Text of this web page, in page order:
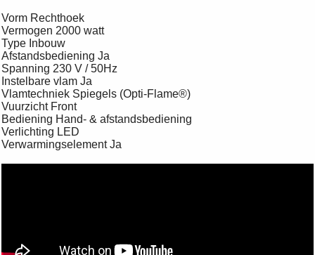
Vorm Rechthoek
Vermogen 2000 watt
Type Inbouw
Afstandsbediening Ja
Spanning 230 V / 50Hz
Instelbare vlam Ja
Vlamtechniek Spiegels (Opti-Flame®)
Vuurzicht Front
Bediening Hand- & afstandsbediening
Verlichting LED
Verwarmingselement Ja